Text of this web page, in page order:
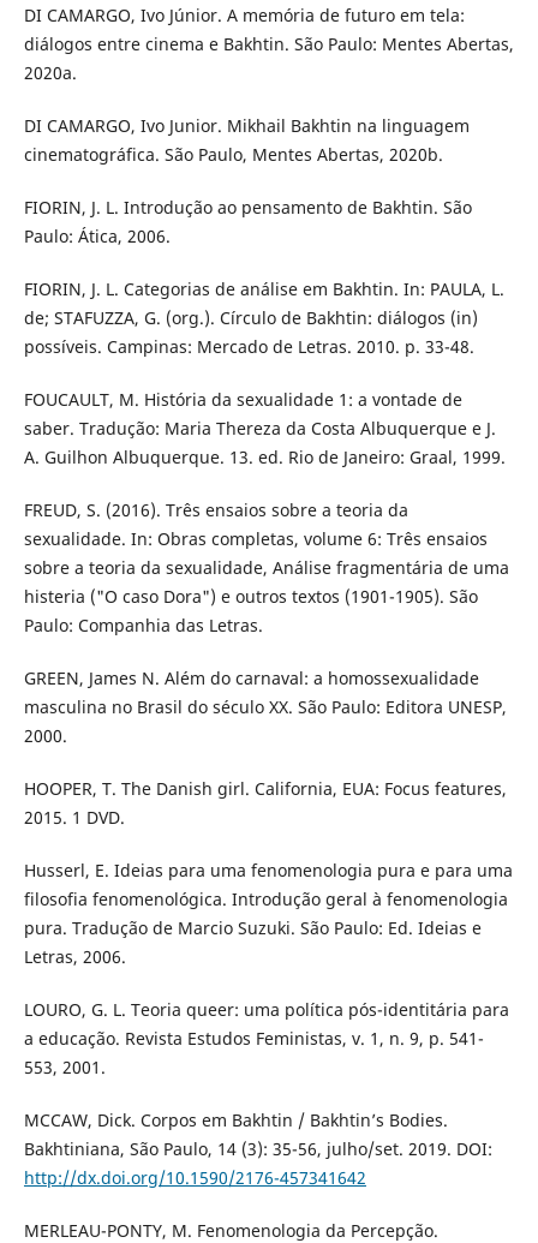
DI CAMARGO, Ivo Júnior. A memória de futuro em tela:
diálogos entre cinema e Bakhtin. São Paulo: Mentes Abertas,
2020a.
DI CAMARGO, Ivo Junior. Mikhail Bakhtin na linguagem
cinematográfica. São Paulo, Mentes Abertas, 2020b.
FIORIN, J. L. Introdução ao pensamento de Bakhtin. São
Paulo: Ática, 2006.
FIORIN, J. L. Categorias de análise em Bakhtin. In: PAULA, L.
de; STAFUZZA, G. (org.). Círculo de Bakhtin: diálogos (in)
possíveis. Campinas: Mercado de Letras. 2010. p. 33-48.
FOUCAULT, M. História da sexualidade 1: a vontade de
saber. Tradução: Maria Thereza da Costa Albuquerque e J.
A. Guilhon Albuquerque. 13. ed. Rio de Janeiro: Graal, 1999.
FREUD, S. (2016). Três ensaios sobre a teoria da
sexualidade. In: Obras completas, volume 6: Três ensaios
sobre a teoria da sexualidade, Análise fragmentária de uma
histeria ("O caso Dora") e outros textos (1901-1905). São
Paulo: Companhia das Letras.
GREEN, James N. Além do carnaval: a homossexualidade
masculina no Brasil do século XX. São Paulo: Editora UNESP,
2000.
HOOPER, T. The Danish girl. California, EUA: Focus features,
2015. 1 DVD.
Husserl, E. Ideias para uma fenomenologia pura e para uma
filosofia fenomenológica. Introdução geral à fenomenologia
pura. Tradução de Marcio Suzuki. São Paulo: Ed. Ideias e
Letras, 2006.
LOURO, G. L. Teoria queer: uma política pós-identitária para
a educação. Revista Estudos Feministas, v. 1, n. 9, p. 541-
553, 2001.
MCCAW, Dick. Corpos em Bakhtin / Bakhtin’s Bodies.
Bakhtiniana, São Paulo, 14 (3): 35-56, julho/set. 2019. DOI:
http://dx.doi.org/10.1590/2176-457341642
MERLEAU-PONTY, M. Fenomenologia da Percepção.